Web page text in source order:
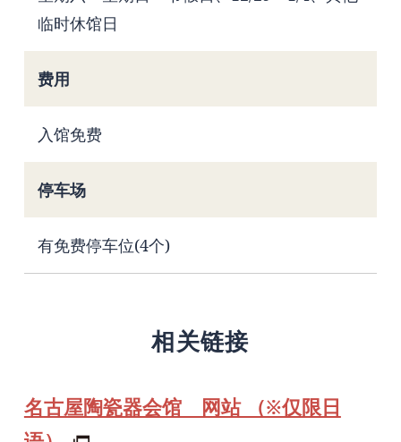
临时休馆日
费用
入馆免费
停车场
有免费停车位(4个)
相关链接
名古屋陶瓷器会馆 网站 （※仅限日